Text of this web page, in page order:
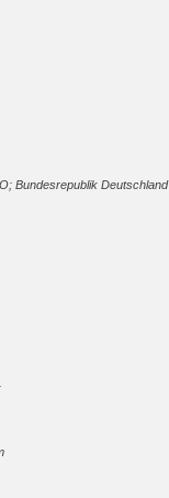
Bundesrepublik Deutschland